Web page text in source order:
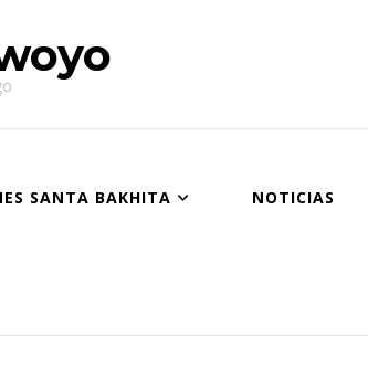
SANTA BAKHITA NOTICIAS